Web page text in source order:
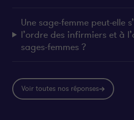
Voir toutes nos réponses
Une sage-femme peut-elle
l’ordre des infirmiers et à
sages-femmes ?